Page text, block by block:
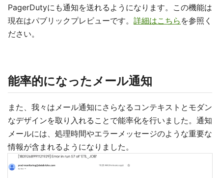
PagerDutyにも通知を送れるようになります。この機能は
現在はパブリックプレビューです。 詳細はこちら を参照く
ださい。
能率的になったメール通知
また、我々はメール通知にさらなるコンテキストとモダン
なデザインを取り入れることで能率化を行いました。通知
メールには、処理時間やエラーメッセージのような重要な
情報が含まれるようになりました。